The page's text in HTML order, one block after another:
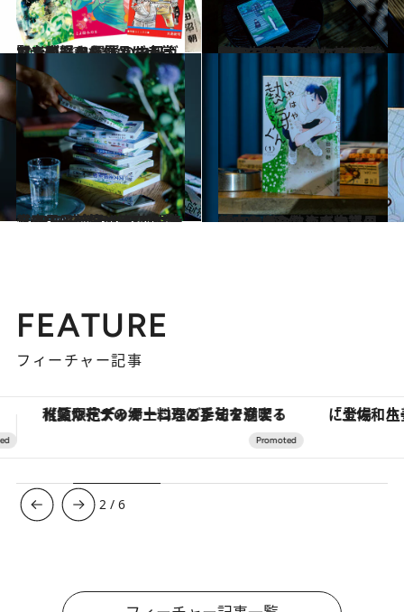
2023.11.30
マンガ好き必見！ マンガ賢者が選ぶ 最愛の一冊、いま読むべき作品はこれ！夜ふかしマンガ大賞アンケートも
カルチャー 2023.9.7
【CREA夜ふかしマンガ大賞2023】今年のベスト10発表＜後篇＞鳥なの…？謎の生物の日常に皆が夢中
カルチャー
2023.9.7
【CREA夜ふかしマンガ大賞2023】今年のベスト10発表！＜前篇＞第1位はモテる男子の悩める恋物語
カルチャー 2023.9.7
「夜ふかしマンガ大賞2023」第1位！ モテる男子のままならぬ恋物語 『いやはや熱海くん』の魅力とは？
カルチャー
FEATURE
フィーチャー記事
「土佐和ハーブかき氷」がOMO7高知に登場！生姜、山椒、大葉など目にも舌にも涼を呼ぶ郷土の味
3 /6